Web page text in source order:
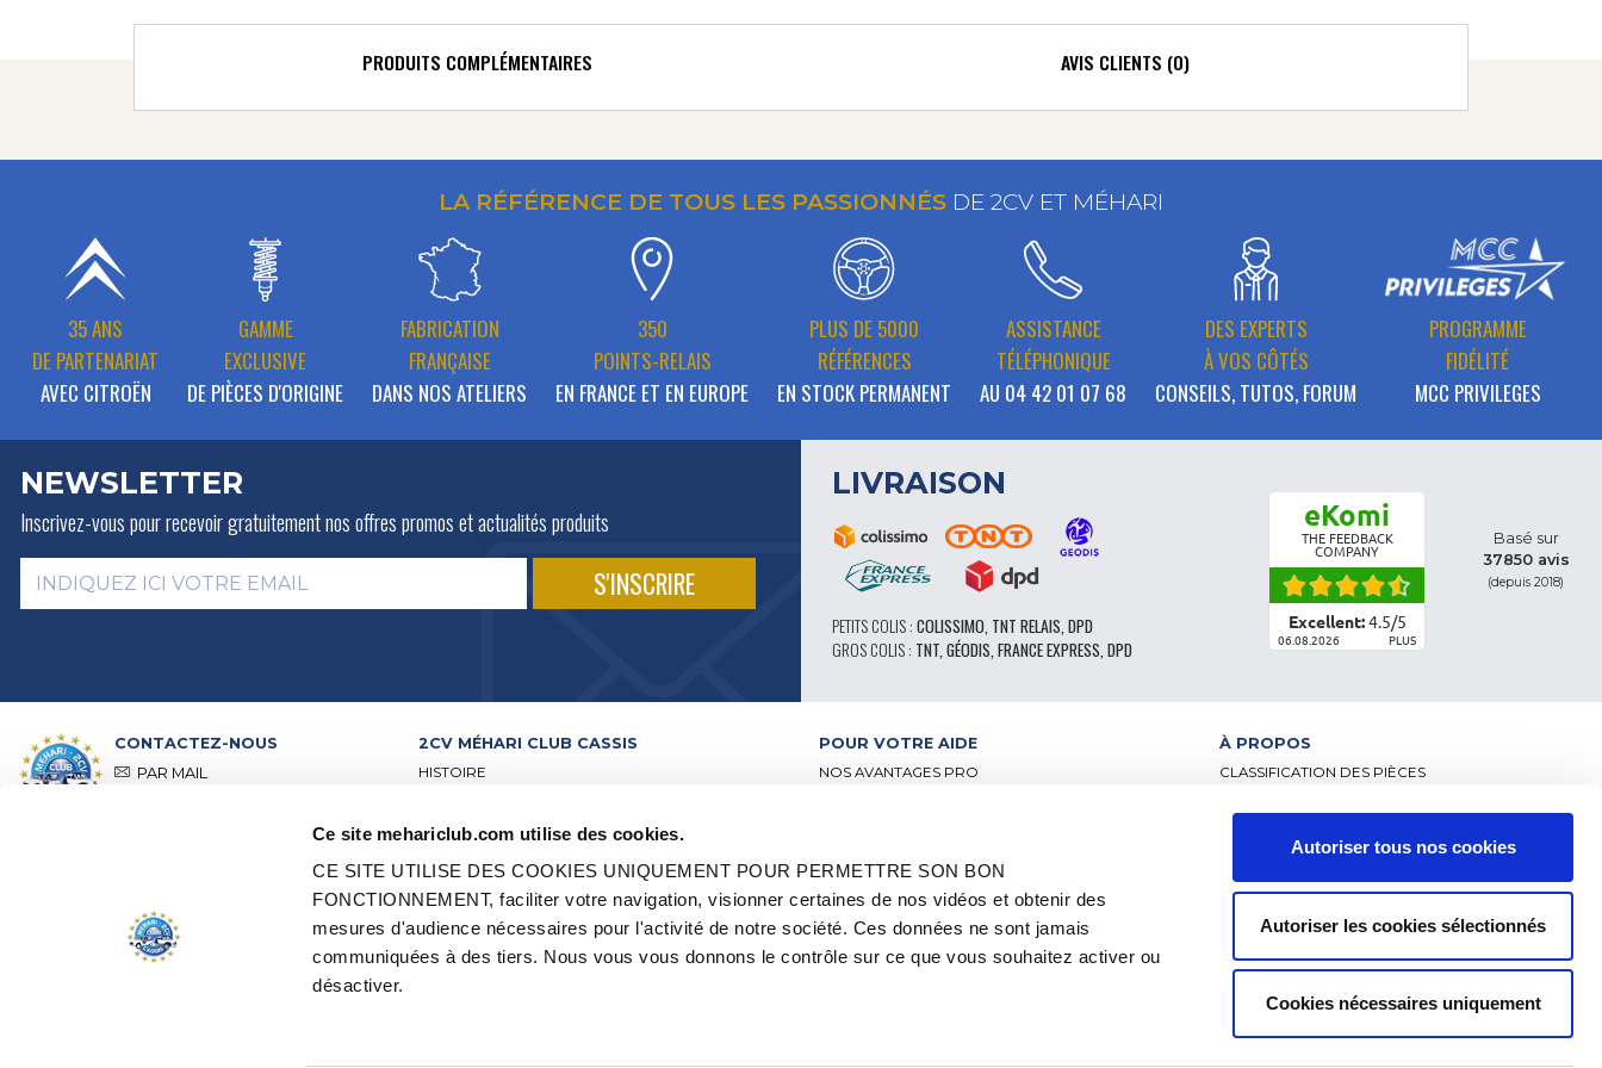
Ce site mehariclub.com utilise des cookies.
CE SITE UTILISE DES COOKIES UNIQUEMENT POUR PERMETTRE SON BON
FONCTIONNEMENT, faciliter votre navigation, visionner certaines de nos vidéos et obtenir des
mesures d'audience nécessaires pour l'activité de notre société. Ces données ne sont jamais
communiquées à des tiers. Nous vous vous donnons le contrôle sur ce que vous souhaitez activer ou
désactiver.
Autoriser tous nos cookies
Autoriser les cookies sélectionnés
Cookies nécessaires uniquement
PRODUITS COMPLÉMENTAIRES AVIS CLIENTS (0)
LA RÉFÉRENCE DE TOUS LES PASSIONNÉS DE 2CV ET MÉHARI
35 ANS
DE PARTENARIAT
AVEC CITROËN
GAMME
EXCLUSIVE
DE PIÈCES D'ORIGINE
FABRICATION
FRANÇAISE
DANS NOS ATELIERS
350
POINTS-RELAIS
EN FRANCE ET EN EUROPE
PLUS DE 5000
RÉFÉRENCES
EN STOCK PERMANENT
ASSISTANCE
TÉLÉPHONIQUE
AU 04 42 01 07 68
DES EXPERTS
À VOS CÔTÉS
CONSEILS, TUTOS, FORUM
PROGRAMME
FIDÉLITÉ
MCC PRIVILEGES
NEWSLETTER
Inscrivez-vous pour recevoir gratuitementnos offres promos et actualités produits
LIVRAISON
PETITS COLIS : COLISSIMO, TNT RELAIS, DPD
GROS COLIS : TNT, GÉODIS, FRANCE EXPRESS, DPD
eKomi
THE FEEDBACK
COMPANY
Excellent:4.5/5
06.08.2026 PLUS
Basé sur
37850 avis
(depuis 2018)
CONTACTEZ-NOUS
PAR MAIL
09h00 –
12h00
TOUS NOS CONTACTS
2CV MÉHARI CLUB CASSIS
HISTOIRE
VISITE DE NOS ATELIERS
RÉSEAU DISTRIBUTEURS
CERTIFICATIONS ET LABELS
RESTAURATION 2CV ET MÉHARI
VÉHICULES D’OCCASION
POUR VOTRE AIDE
NOS AVANTAGES PRO
PIÈCES 602 – HAUTE PERFORMANCE
PIÈCES ORIGINE
CONSEILS TECHNIQUES
À PROPOS
CLASSIFICATION DES PIÈCES
CGV – CLIENTS PROFESSIONNELS
MENTIONS LÉGALES
DONNÉES PERSONNELLES ET COOKIES
FRAIS DE LIVRAISON